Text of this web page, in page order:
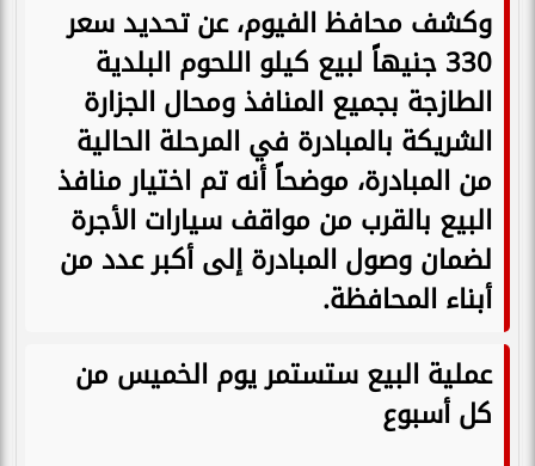
وكشف محافظ الفيوم، عن تحديد سعر
330 جنيهاً لبيع كيلو اللحوم البلدية
الطازجة بجميع المنافذ ومحال الجزارة
الشريكة بالمبادرة في المرحلة الحالية
من المبادرة، موضحاً أنه تم اختيار منافذ
البيع بالقرب من مواقف سيارات الأجرة
لضمان وصول المبادرة إلى أكبر عدد من
أبناء المحافظة.
عملية البيع ستستمر يوم الخميس من
كل أسبوع